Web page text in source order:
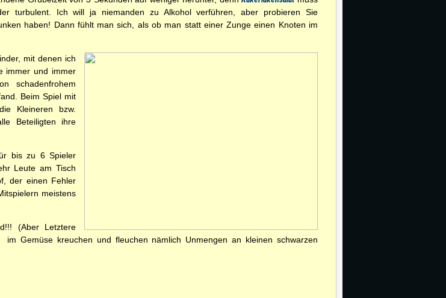
turbulent. Ich will ja niemanden zu Alkohol verführen, aber probieren Sie
haben! Dann fühlt man sich, als ob man statt einer Zunge einen Knoten im
mit denen ich
immer und immer
schadenfrohem
Beim Spiel mit
Kleineren bzw.
Beteiligten ihre
bis zu 6 Spieler
Leute am Tisch
der einen Fehler
meistens
(Aber Letztere
im Gemüse kreuchen und fleuchen nämlich Unmengen an kleinen schwarzen